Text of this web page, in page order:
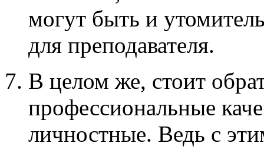
могут быть и
для преподавателя.
В целом же, стоит
профессиональные
личностные. Ведь с